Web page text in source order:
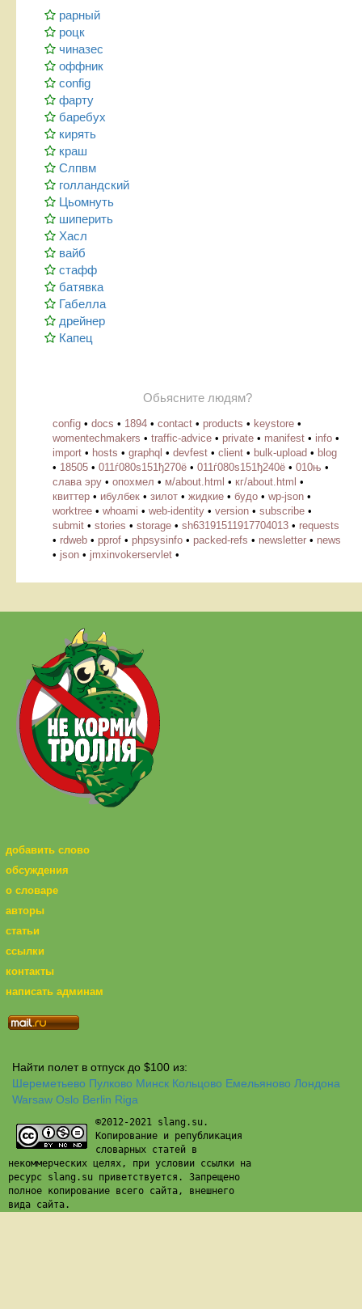
рарный
роцк
чиназес
оффник
config
фарту
баребух
кирять
краш
Слпвм
голландский
Цьомнуть
шиперить
Хасл
вайб
стафф
батявка
Габелла
дрейнер
Капец
Обьясните людям?
config • docs • 1894 • contact • products • keystore •
womentechmakers • traffic-advice • private • manifest • info •
import • hosts • graphql • devfest • client • bulk-upload • blog
• 18505 • 011ѓ080ѕ151ђ270ё • 011ѓ080ѕ151ђ240ё • 010њ •
слава эру • опохмел • м/about.html • кг/about.html •
квиттер • ибулбек • зилот • жидкие • будо • wp-json •
worktree • whoami • web-identity • version • subscribe •
submit • stories • storage • sh63191511917704013 • requests
• rdweb • pprof • phpsysinfo • packed-refs • newsletter • news
• json • jmxinvokerservlet •
добавить слово
обсуждения
о словаре
авторы
статьи
ссылки
контакты
написать админам
Найти полет в отпуск до $100 из:
Шереметьево Пулково Минск Кольцово Емельяново Лондона
Warsaw Oslo Berlin Riga
©2012-2021 slang.su.
Копирование и републикация
словарных статей в
некоммерческих целях, при условии ссылки на
ресурс slang.su приветствуется. Запрещено
полное копирование всего сайта, внешнего
вида сайта.